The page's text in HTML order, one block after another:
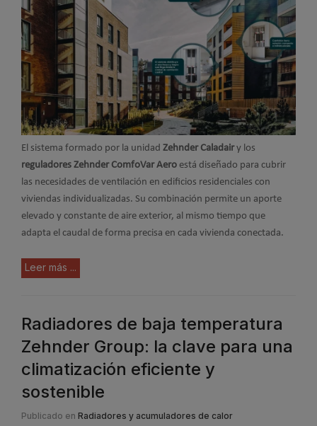
El sistema formado por la unidad Zehnder Caladairy los
reguladores Zehnder ComfoVar Aero está diseñado para cubrir
las necesidades de ventilación en edificios residenciales con
viviendas individualizadas. Su combinación permite un aporte
elevado y constante de aire exterior, al mismo tiempo que
adapta el caudal de forma precisa en cada vivienda conectada.
Leer más ...
Radiadores de baja temperatura
Zehnder Group: la clave para una
climatización eficiente y
sostenible
Publicado en Radiadores y acumuladores de calor